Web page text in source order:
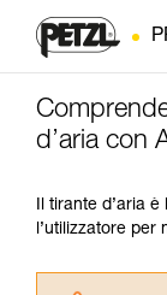
d’aria con
Il tirante d’aria
l’utilizzatore per